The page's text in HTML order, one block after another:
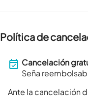
Política de
Cancelación
Seña
Ante la cancelación